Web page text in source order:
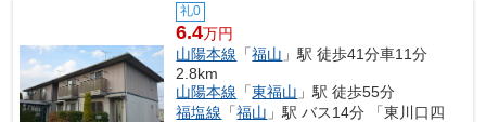
礼0
6.4万円
山陽本線 「福山 」駅 徒歩41分車11分
2.8km
山陽本線 「東福山 」駅 徒歩55分
福塩線 「福山 」駅 バス14分 「東川口四